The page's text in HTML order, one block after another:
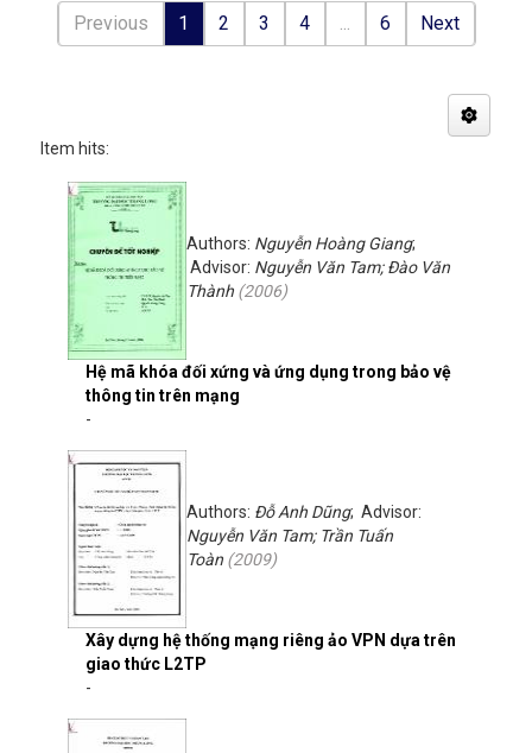
Previous 1 2 3 4 ... 6 Next
Item hits:
Hệ mã khóa đối xứng và ứng dụng trong bảo vệ
thông tin trên mạng
Authors: Nguyễn Hoàng Giang;
Advisor: Nguyễn Văn Tam; Đào Văn
Thành (2006)
-
Xây dựng hệ thống mạng riêng ảo VPN dựa trên
giao thức L2TP
Authors: Đỗ Anh Dũng; Advisor:
Nguyễn Văn Tam; Trần Tuấn
Toàn (2009)
-